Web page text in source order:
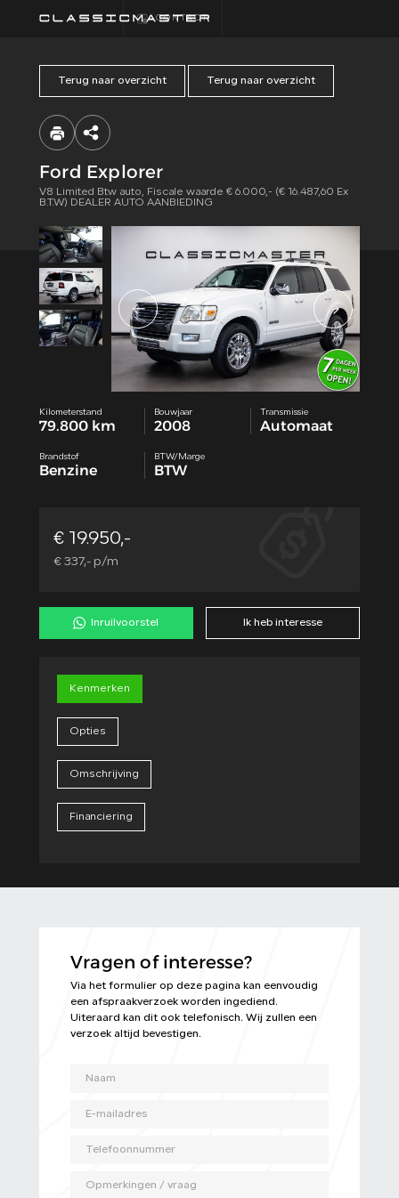
CONTACT
HOME
FINANCIEREN
VOORWAARDEN
CONTACT
Terug naar overzicht Terug naar overzicht
Ford Explorer
V8 Limited Btw auto, Fiscale waarde € 6.000,- (€ 16.487,60 Ex
B.T.W) DEALER AUTO AANBIEDING
Kilometerstand
79.800 km
Bouwjaar
2008
Transmissie
Automaat
Brandstof
Benzine
BTW/Marge
BTW
€ 19.950,-
€ 337,- p/m
Inruilvoorstel Ik heb interesse
Kenmerken
Opties
Omschrijving
Financiering
Vragen of interesse?
Via het formulier op deze pagina kan eenvoudig
een afspraakverzoek worden ingediend.
Uiteraard kan dit ook telefonisch. Wij zullen een
verzoek altijd bevestigen.